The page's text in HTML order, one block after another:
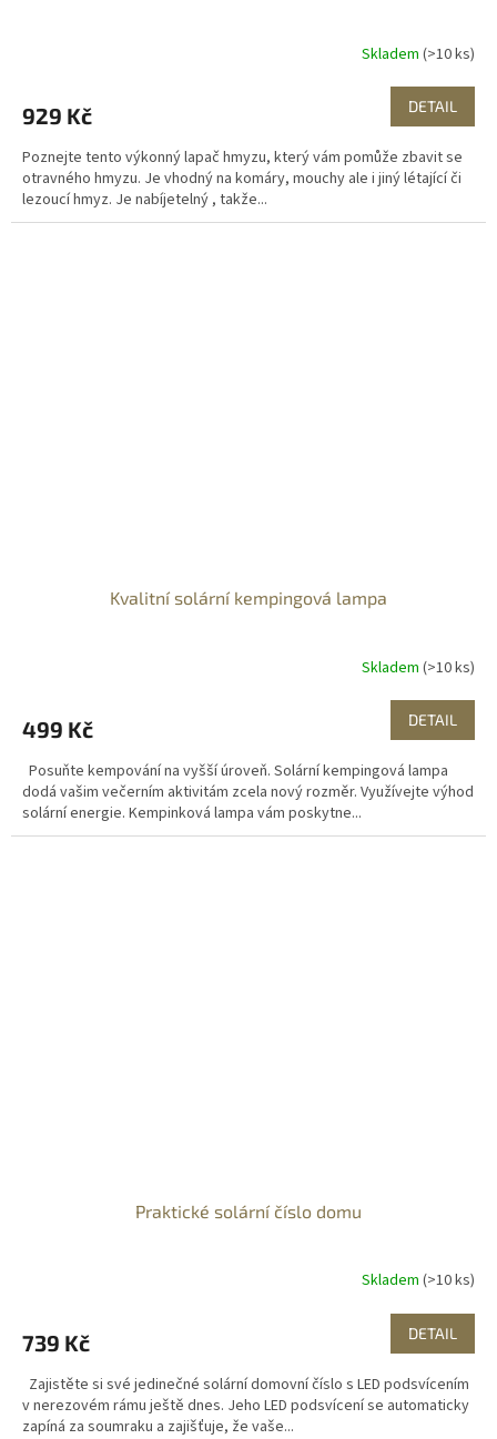
Skladem (>10 ks)
929 Kč DETAIL
Poznejte tento výkonný lapač hmyzu, který vám pomůže zbavit se
otravného hmyzu. Je vhodný na komáry, mouchy ale i jiný létající či
lezoucí hmyz. Je nabíjetelný , takže...
Kvalitní solární kempingová lampa
Skladem (>10 ks)
499 Kč DETAIL
Posuňte kempování na vyšší úroveň. Solární kempingová lampa
dodá vašim večerním aktivitám zcela nový rozměr. Využívejte výhod
solární energie. Kempinková lampa vám poskytne...
Praktické solární číslo domu
Skladem (>10 ks)
739 Kč DETAIL
Zajistěte si své jedinečné solární domovní číslo s LED podsvícením
v nerezovém rámu ještě dnes. Jeho LED podsvícení se automaticky
zapíná za soumraku a zajišťuje, že vaše...